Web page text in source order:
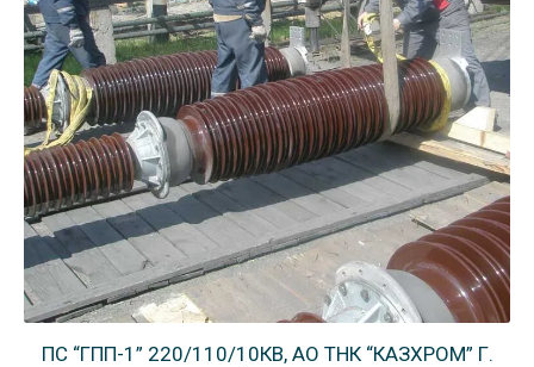
ПС “ГПП-1” 220/110/10КВ, АО ТНК “КАЗХРОМ” Г.